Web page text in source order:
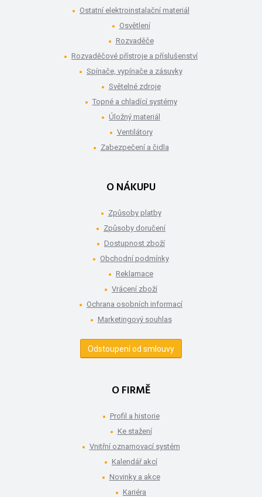
Ostatní elektroinstalační materiál
Osvětlení
Rozvaděče
Rozvaděčové přístroje a příslušenství
Spínače, vypínače a zásuvky
Světelné zdroje
Topné a chladící systémy
Úložný materiál
Ventilátory
Zabezpečení a čidla
O NÁKUPU
Způsoby platby
Způsoby doručení
Dostupnost zboží
Obchodní podmínky
Reklamace
Vrácení zboží
Ochrana osobních informací
Marketingový souhlas
Odstoupení od smlouvy
O FIRMĚ
Profil a historie
Ke stažení
Vnitřní oznamovací systém
Kalendář akcí
Novinky a akce
Kariéra